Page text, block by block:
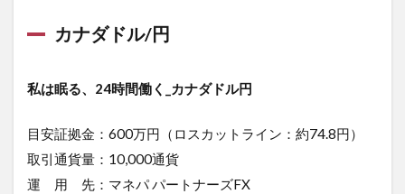
カナダドル/円
私は眠る、24時間働く_カナダドル円
目安証拠金：600万円（ロスカットライン：約74.8円）
取引通貨量：10,000通貨
運 用 先：マネパ パートナーズFX